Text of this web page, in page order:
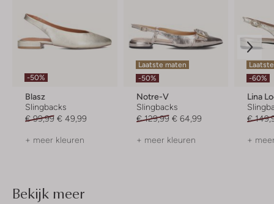
-50%
Blasz
Slingbacks
€ 99,99 € 49,99
+ meer kleuren
Laatste maten
-50%
Notre-V
Slingbacks
€ 129,99 € 64,99
+ meer kleuren
-60%
Lina
€
+
Bekijk meer